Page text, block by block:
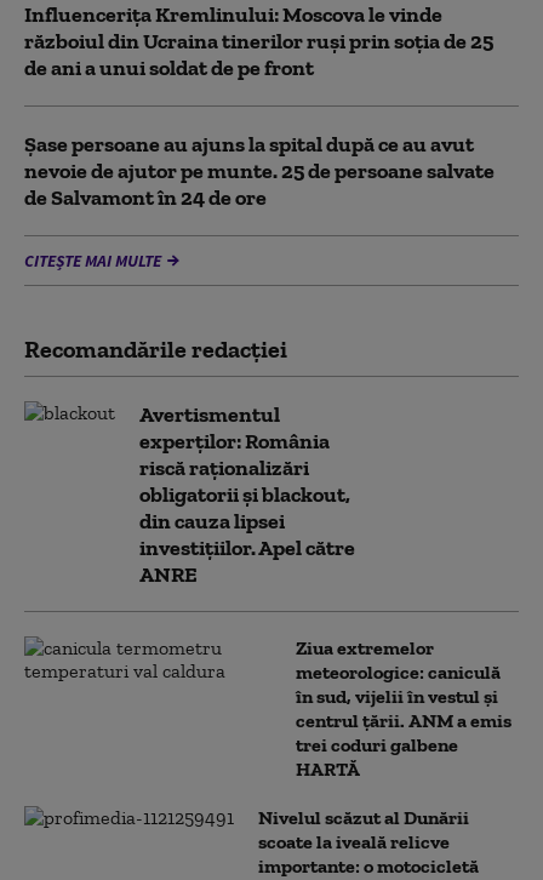
Influencerița Kremlinului: Moscova le vinde
războiul din Ucraina tinerilor ruși prin soția de 25
de ani a unui soldat de pe front
Șase persoane au ajuns la spital după ce au avut
nevoie de ajutor pe munte. 25 de persoane salvate
de Salvamont în 24 de ore
CITEȘTE MAI MULTE
Recomandările redacţiei
Avertismentul
experților: România
riscă raționalizări
obligatorii și blackout,
din cauza lipsei
investițiilor. Apel către
ANRE
Ziua extremelor
meteorologice: caniculă
în sud, vijelii în vestul și
centrul țării. ANM a emis
trei coduri galbene
HARTĂ
Nivelul scăzut al Dunării
scoate la iveală relicve
importante: o motocicletă